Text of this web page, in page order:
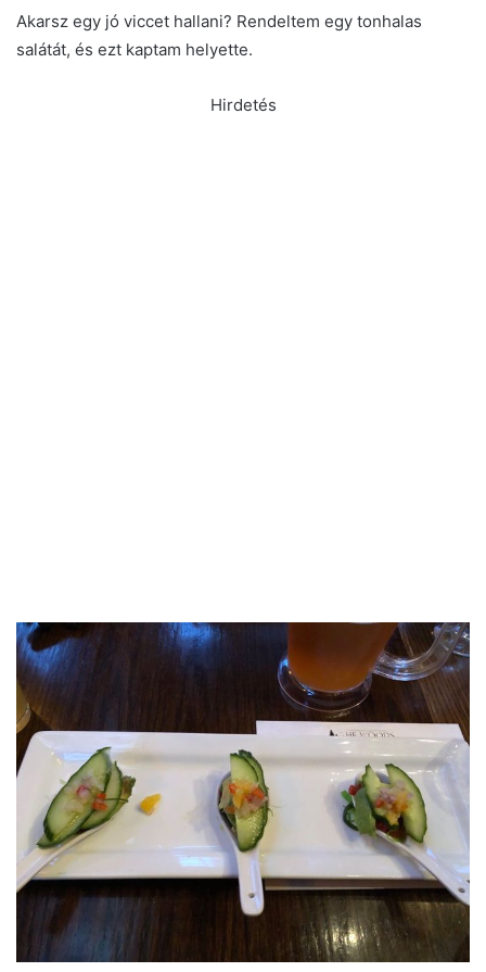
Akarsz egy jó viccet hallani? Rendeltem egy tonhalas
salátát, és ezt kaptam helyette.
Hirdetés